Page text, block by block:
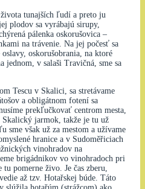
tunajších ľudí a preto ju
plodov sa vyrábajú sirupy,
pálenka oskorušovica –
na trávenie. Na jej počesť sa
oskorušobrania, na ktoré
jednom, v salaši Travičná, sme sa
Tescu v Skalici, sa stretávame
a obligátnom fotení sa
prekľučkovať centrom mesta,
Skalický jarmok, takže je tu už
sme však už za mestom a užívame
hranice a v Sudoměřiciach
vinohradov na
brigádnikov vo vinohradoch pri
pomerne živo. Je čas zberu,
až tzv. Hotařskej búde. Táto